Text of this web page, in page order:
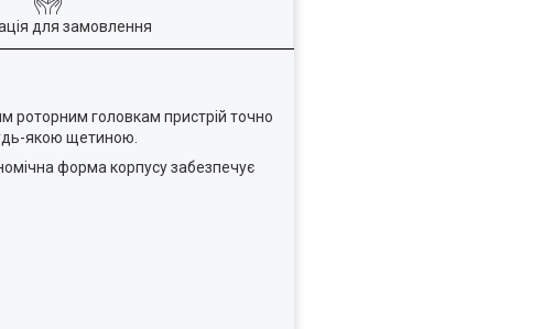
для замовлення
роторним головкам пристрій точно
якою щетиною.
форма корпусу забезпечує